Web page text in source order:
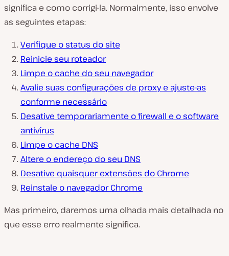
significa e como corrigi-la. Normalmente, isso envolve
as seguintes etapas:
Verifique o status do site
Reinicie seu roteador
Limpe o cache do seu navegador
Avalie suas configurações de proxy e ajuste-as
conforme necessário
Desative temporariamente o firewall e o software
antivírus
Limpe o cache DNS
Altere o endereço do seu DNS
Desative quaisquer extensões do Chrome
Reinstale o navegador Chrome
Mas primeiro, daremos uma olhada mais detalhada no
que esse erro realmente significa.